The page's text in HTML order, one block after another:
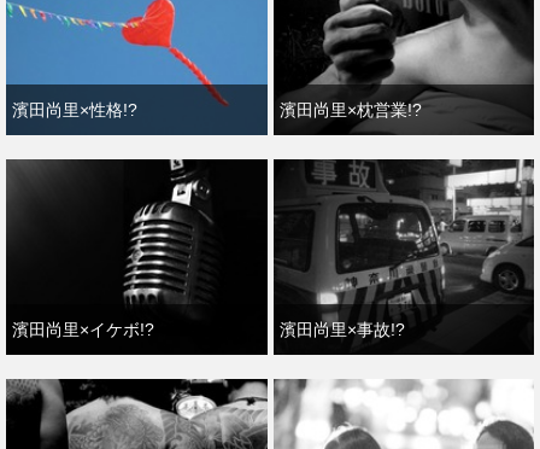
濱田尚里×性格!? 濱田尚里×枕営業!?
濱田尚里×イケボ!? 濱田尚里×事故!?